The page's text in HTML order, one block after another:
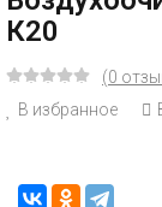
К20
(0
В избранное